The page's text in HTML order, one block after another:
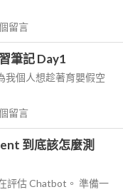
留言
筆記 Day1
我個人想趁著育嬰假空
留言
到底該怎麼測
評估 Chatbot。 準備一